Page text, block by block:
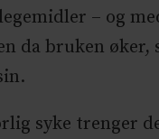
– og
da bruken øker,
syke trenger